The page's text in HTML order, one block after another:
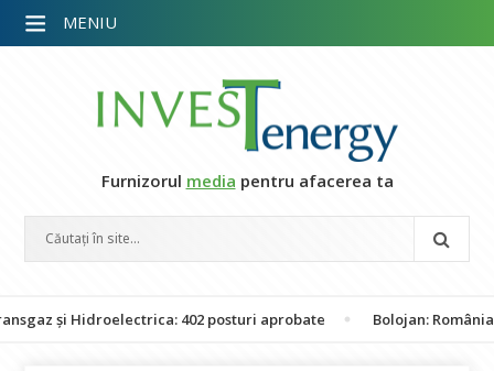
Furnizorul media pentru afacerea ta
Hidroelectrica: 402 posturi aprobate Bolojan: România nu
MENIU